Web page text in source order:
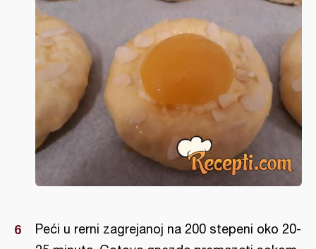
Peći u rerni zagrejanoj na 200 stepeni oko 20-